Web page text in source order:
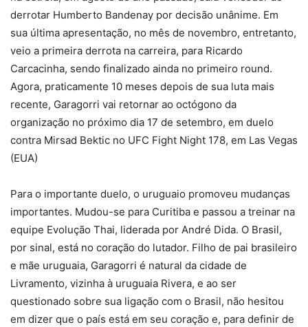
derrotar Humberto Bandenay por decisão unânime. Em
sua última apresentação, no mês de novembro, entretanto,
veio a primeira derrota na carreira, para Ricardo
Carcacinha, sendo finalizado ainda no primeiro round.
Agora, praticamente 10 meses depois de sua luta mais
recente, Garagorri vai retornar ao octógono da
organização no próximo dia 17 de setembro, em duelo
contra Mirsad Bektic no UFC Fight Night 178, em Las Vegas
(EUA)
Para o importante duelo, o uruguaio promoveu mudanças
importantes. Mudou-se para Curitiba e passou a treinar na
equipe Evolução Thai, liderada por André Dida. O Brasil,
por sinal, está no coração do lutador. Filho de pai brasileiro
e mãe uruguaia, Garagorri é natural da cidade de
Livramento, vizinha à uruguaia Rivera, e ao ser
questionado sobre sua ligação com o Brasil, não hesitou
em dizer que o país está em seu coração e, para definir de